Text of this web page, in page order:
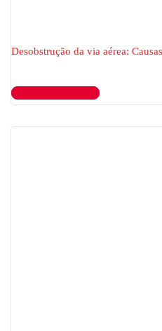
Desobstrução da via aérea:
Ler artigo completo